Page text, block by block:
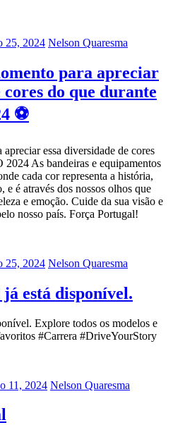
25, 2024 Author
Nelson Quaresma
para apreciar
cores do que durante
⚽️
essa diversidade de cores
As bandeiras e equipamentos
cada cor representa a história,
e é através dos nossos olhos que
e emoção. Cuide da sua visão e
nosso país. Força Portugal!
25, 2024 Author
Nelson Quaresma
está disponível.
Explore todos os modelos e
#Carrera #DriveYourStory
11, 2024 Author
Nelson Quaresma